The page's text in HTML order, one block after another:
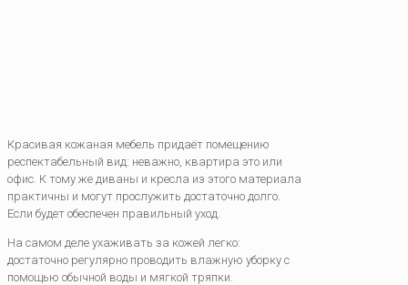
Красивая кожаная мебель придаёт помещению
респектабельный вид: неважно, квартира это или
офис. К тому же диваны и кресла из этого материала
практичны и могут прослужить достаточно долго.
Если будет обеспечен правильный уход.
На самом деле ухаживать за кожей легко:
достаточно регулярно проводить влажную уборку с
помощью обычной воды и мягкой тряпки.